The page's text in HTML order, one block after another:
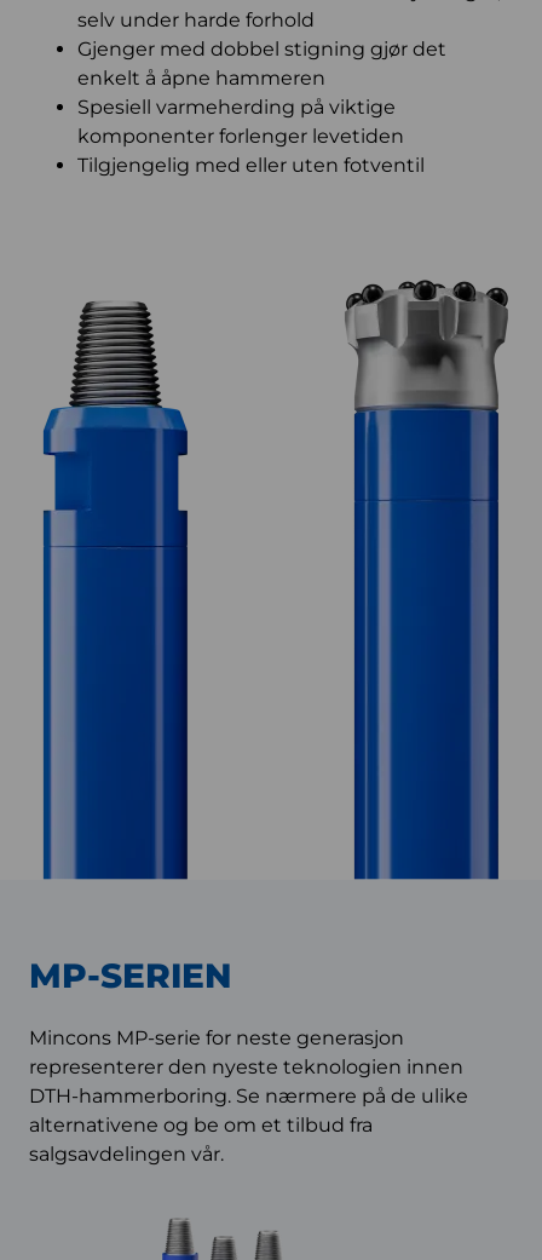
selv under harde forhold
Gjenger med dobbel stigning gjør det
enkelt å åpne hammeren
Spesiell varmeherding på viktige
komponenter forlenger levetiden
Tilgjengelig med eller uten fotventil
MP-SERIEN
Mincons MP-serie for neste generasjon
representerer den nyeste teknologien innen
DTH-hammerboring. Se nærmere på de ulike
alternativene og be om et tilbud fra
salgsavdelingen vår.